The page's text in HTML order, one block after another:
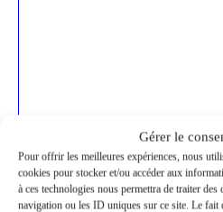
Gérer le
Pour offrir les meilleures expériences, nous
cookies pour stocker et/ou accéder aux
à ces technologies nous permettra de traiter
navigation ou les ID uniques sur ce site. Le fait